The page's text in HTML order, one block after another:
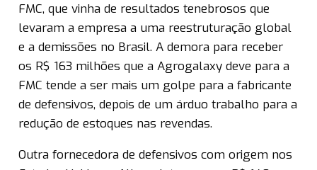
FMC, que vinha de resultados tenebrosos que
levaram a empresa a uma reestruturação global
e a demissões no Brasil. A demora para receber
os R$ 163 milhões que a Agrogalaxy deve para a
FMC tende a ser mais um golpe para a fabricante
de defensivos, depois de um árduo trabalho para a
redução de estoques nas revendas.
Outra fornecedora de defensivos com origem nos